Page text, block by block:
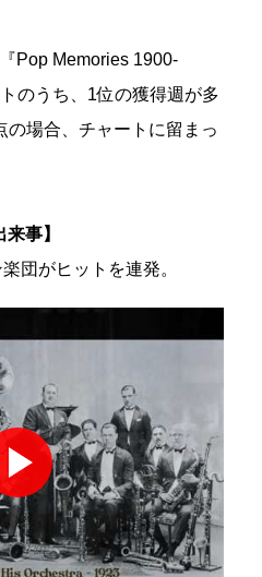
Pop Memories 1900-
のうち、1位の獲得週が多
の場合、チャートに留まっ
事】
団がヒットを連発。